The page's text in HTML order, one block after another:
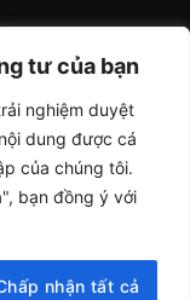
tư của bạn
nghiệm duyệt
dung được cá
của chúng tôi.
bạn đồng ý với
nhận tất cả